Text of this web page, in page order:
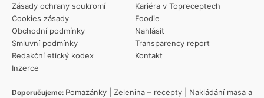
Zásady ochrany soukromí
Cookies zásady
Obchodní podmínky
Smluvní podmínky
Redakční etický kodex
Inzerce
Kariéra v Topreceptech
Foodie
Nahlásit
Transparency report
Kontakt
Doporučujeme: Pomazánky Zelenina – recepty
Nakládání masa a